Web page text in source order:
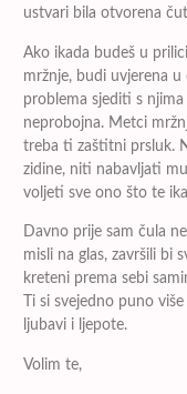
ustvari bila otvorena
Ako ikada budeš u
mržnje, budi uvjerena
problema sjediti s
neprobojna. Metci
treba ti zaštitni prsluk.
zidine, niti nabavljati
voljeti sve ono što te
Davno prije sam čula
misli na glas, završili bi
kreteni prema sebi
Ti si svejedno puno
ljubavi i ljepote.
Volim te,